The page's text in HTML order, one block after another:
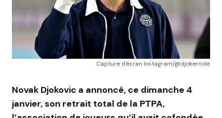
Capture d'écran Instagram/@djokernole
Novak Djokovic a annoncé, ce dimanche 4
janvier, son retrait total de la PTPA,